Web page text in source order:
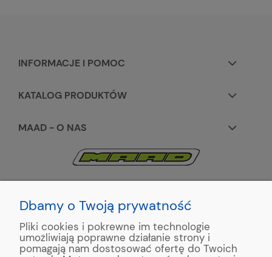
INFORMACJE I POMOC
KATALOG PRODUKTÓW
MAAD - O NAS
+48 663195531
ul. Reymonta 2
89-500 Tuchola
Dbamy o Twoją prywatność
Pliki cookies i pokrewne im technologie
umożliwiają poprawne działanie strony i
pomagają nam dostosować ofertę do Twoich